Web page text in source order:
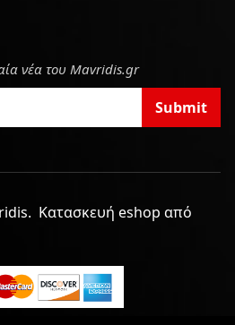
νέα του Mavridis.gr
Submit
Κατασκευή eshop από